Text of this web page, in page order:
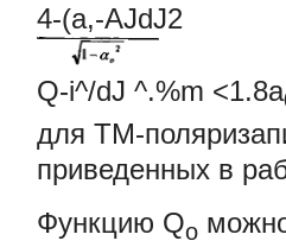
4-(a,-AJdJ2
Q-i^/dJ ^.%m <1.8a
для ТМ-
приведенных в
Функцию Qo